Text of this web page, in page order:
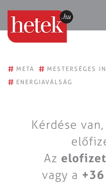
# META # MESTERSÉGES
# ENERGIAVÁLSÁG
Kérdése
Az
vagy a